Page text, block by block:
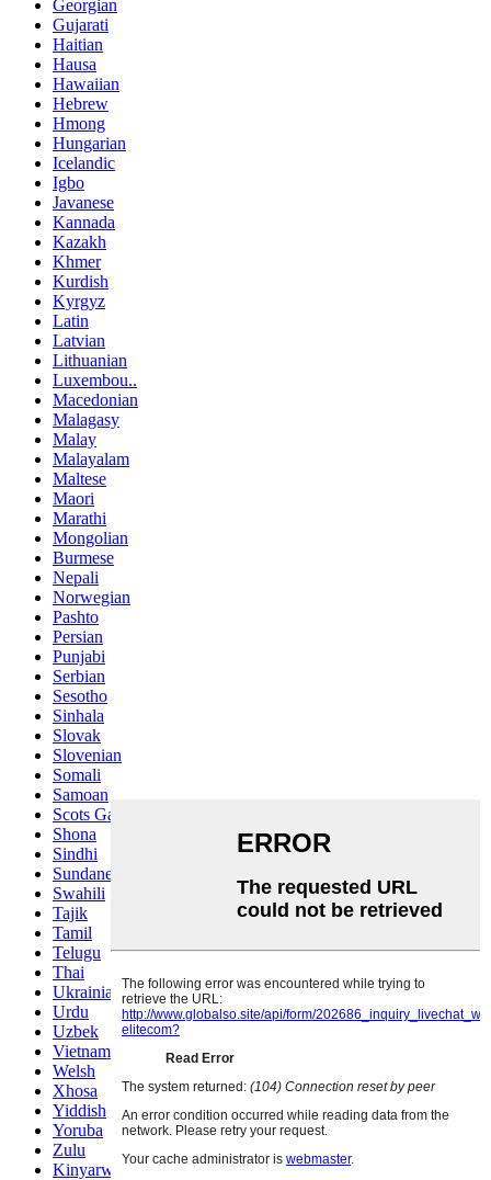
Georgian
Gujarati
Haitian
Hausa
Hawaiian
Hebrew
Hmong
Hungarian
Icelandic
Igbo
Javanese
Kannada
Kazakh
Khmer
Kurdish
Kyrgyz
Latin
Latvian
Lithuanian
Luxembou..
Macedonian
Malagasy
Malay
Malayalam
Maltese
Maori
Marathi
Mongolian
Burmese
Nepali
Norwegian
Pashto
Persian
Punjabi
Serbian
Sesotho
Sinhala
Slovak
Slovenian
Somali
Samoan
Scots Gaelic
Shona
Sindhi
Sundanese
Swahili
Tajik
Tamil
Telugu
Thai
Ukrainian
Urdu
Uzbek
Vietnamese
Welsh
Xhosa
Yiddish
Yoruba
Zulu
Kinyarwanda